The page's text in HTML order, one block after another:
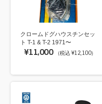
クロームドグハウスチンセッ
ト T-1 & T-2 1971〜
¥11,000 （税込 ¥12,100）